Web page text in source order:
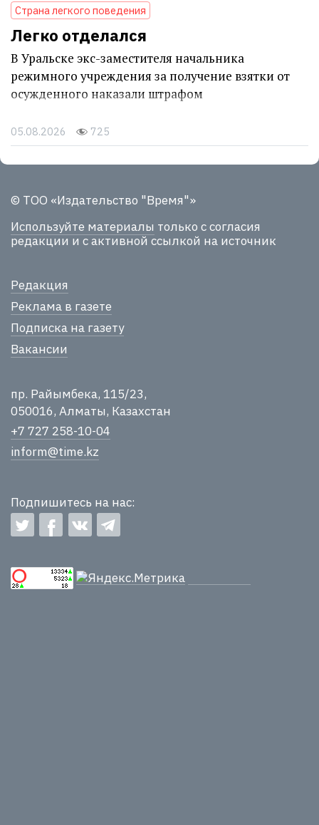
Страна легкого поведения
Легко отделался
В Уральске экс-заместителя начальника
режимного учреждения за получение взятки от
осужденного наказали штрафом
05.08.2026 725
© ТОО «Издательство "Время"»
Используйте материалы только с согласия
редакции и с активной ссылкой на источник
Редакция
Реклама в газете
Подписка на газету
Вакансии
пр. Райымбека, 115/23,
050016, Алматы, Казахстан
+7 727 258-10-04
inform@time.kz
Подпишитесь на нас: